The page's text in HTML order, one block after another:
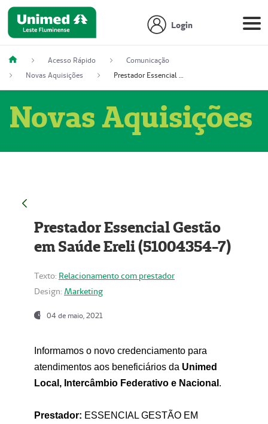
Login
Acesso Rápido
Comunicação
Novas Aquisições
Prestador Essencial Gestão em Saúde Ereli (51004354-7)
Novas Aquisições
Prestador Essencial Gestão
em Saúde Ereli (51004354-7)
Texto: Relacionamento com prestador
Design: Marketing
04 de maio, 2021
Informamos o novo credenciamento para
atendimentos aos beneficiários da Unimed
Local, Intercâmbio Federativo e Nacional .
Prestador: ESSENCIAL GESTÃO EM